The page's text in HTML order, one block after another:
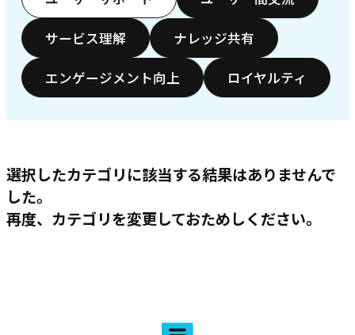
サービス理解 ナレッジ共有
エンゲージメント向上 ロイヤルティ
選択したカテゴリに該当する結果はありませんで
した。
再度、カテゴリを変更しておためしください。